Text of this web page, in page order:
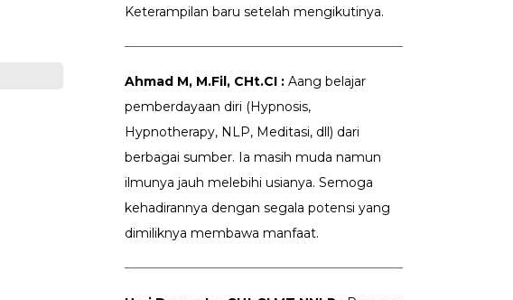
Keterampilan baru setelah mengikutinya.
Ahmad M, M.Fil, CHt.CI : Aang belajar
pemberdayaan diri (Hypnosis,
Hypnotherapy, NLP, Meditasi, dll) dari
berbagai sumber. Ia masih muda namun
ilmunya jauh melebihi usianya. Semoga
kehadirannya dengan segala potensi yang
dimiliknya membawa manfaat.